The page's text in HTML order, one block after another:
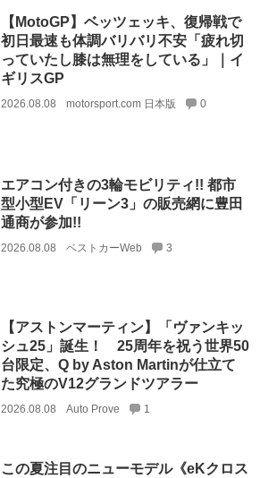
【MotoGP】ベッツェッキ、復帰戦で
初日最速も体調バリバリ不安「疲れ切
っていたし膝は無理をしている」｜イ
ギリスGP
2026.08.08 motorsport.com 日本版 0
エアコン付きの3輪モビリティ!! 都市
型小型EV「リーン3」の販売網に豊田
通商が参加!!
2026.08.08 ベストカーWeb 3
【アストンマーティン】「ヴァンキッ
シュ25」誕生！ 25周年を祝う世界50
台限定、Q by Aston Martinが仕立て
た究極のV12グランドツアラー
2026.08.08 Auto Prove 1
この夏注目のニューモデル《eKクロス